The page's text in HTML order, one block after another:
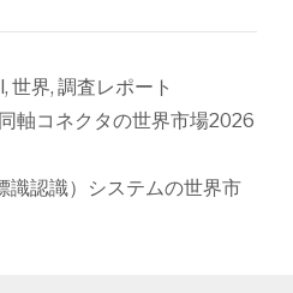
, 世界, 調査レポート
軸コネクタの世界市場2026
識認識）システムの世界市